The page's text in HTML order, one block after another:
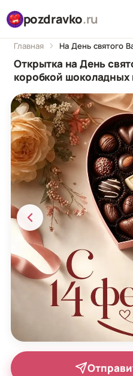
pozdravko.ru
Главная На День святого
Открытка на День
коробкой шоколадных